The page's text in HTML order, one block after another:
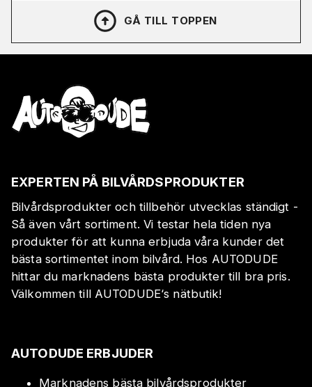
GÅ TILL TOPPEN
EXPERTEN PÅ BILVÅRDSPRODUKTER
Bilvårdsprodukter och tillbehör utvecklas ständigt -
Så även vårt sortiment. Vi testar hela tiden nya
produkter för att kunna erbjuda våra kunder det
bästa sortimentet inom bilvård. Hos AUTODUDE
hittar du marknadens bästa produkter till bra pris.
Välkommen till AUTODUDE‘s nätbutik!
AUTODUDE ERBJUDER
Marknadens bästa bilvårdsprodukter